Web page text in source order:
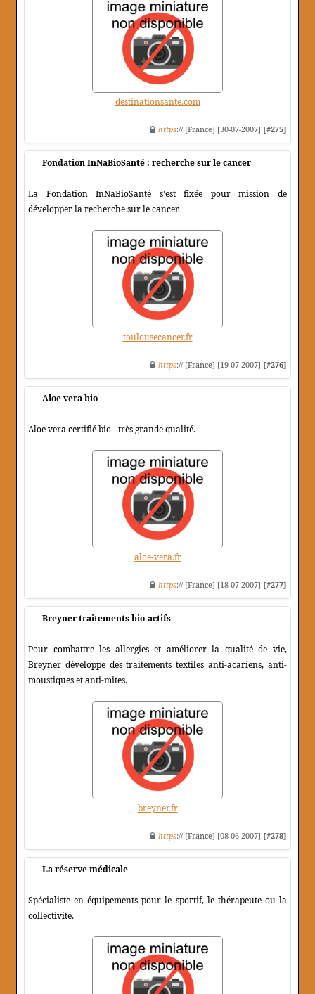
destinationsante.com
https:// [France] [30-07-2007] [#275]
Fondation InNaBioSanté : recherche sur le cancer
La Fondation InNaBioSanté s'est fixée pour mission de
développer la recherche sur le cancer.
toulousecancer.fr
https:// [France] [19-07-2007] [#276]
Aloe vera bio
Aloe vera certifié bio - très grande qualité.
aloe-vera.fr
https:// [France] [18-07-2007] [#277]
Breyner traitements bio-actifs
Pour combattre les allergies et améliorer la qualité de vie,
Breyner développe des traitements textiles anti-acariens, anti-
moustiques et anti-mites.
breyner.fr
https:// [France] [08-06-2007] [#278]
La réserve médicale
Spécialiste en équipements pour le sportif, le thérapeute ou la
collectivité.